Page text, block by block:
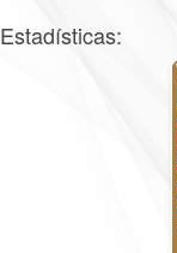
Estadísticas: